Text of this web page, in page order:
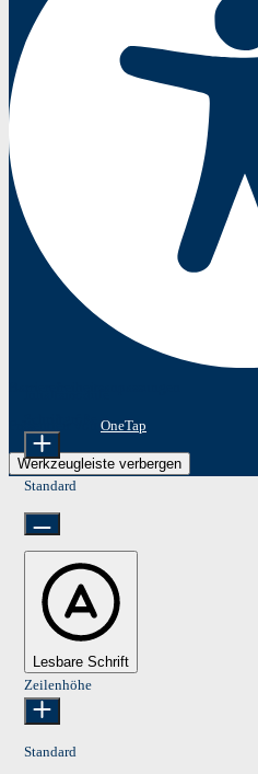
OneTap
Werkzeugleiste verbergen
Standard
Lesbare Schrift
Zeilenhöhe
Standard